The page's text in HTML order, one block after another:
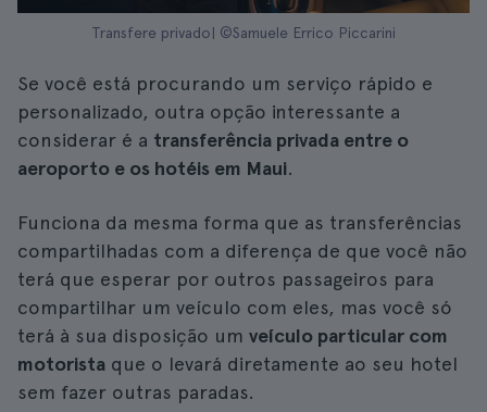
Transfere privado| ©Samuele Errico Piccarini
Se você está procurando um serviço rápido e
personalizado, outra opção interessante a
considerar é a transferência privada entre o
aeroporto e os hotéis em Maui.
Funciona da mesma forma que as transferências
compartilhadas com a diferença de que você não
terá que esperar por outros passageiros para
compartilhar um veículo com eles, mas você só
terá à sua disposição um veículo particular com
motorista que o levará diretamente ao seu hotel
sem fazer outras paradas.